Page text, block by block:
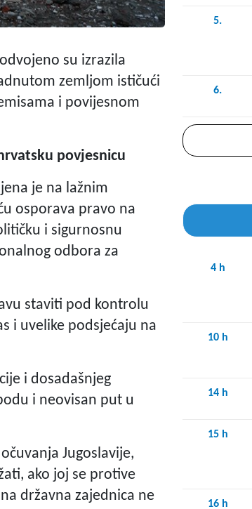
su izrazila
zemljom ističući
i povijesnom
povjesnicu
je na lažnim
osporava pravo na
i sigurnosnu
odbora za
staviti pod kontrolu
i uvelike podsjećaju na
i dosadašnjeg
i neovisan put u
Jugoslavije,
ako joj se protive
državna zajednica ne
5.
6.
4 h
10 h
14 h
15 h
16 h